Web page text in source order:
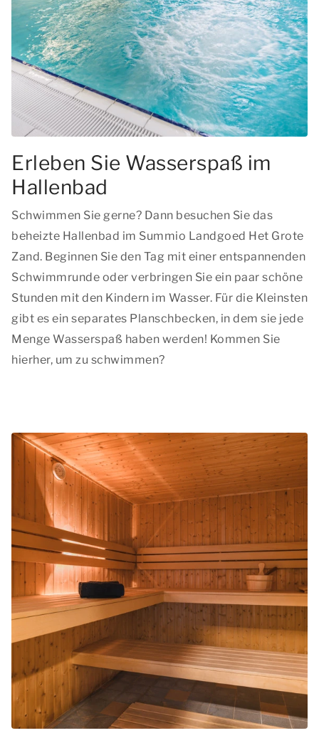
Erleben Sie Wasserspaß im
Hallenbad
Schwimmen Sie gerne? Dann besuchen Sie das
beheizte Hallenbad im Summio Landgoed Het Grote
Zand. Beginnen Sie den Tag mit einer entspannenden
Schwimmrunde oder verbringen Sie ein paar schöne
Stunden mit den Kindern im Wasser. Für die Kleinsten
gibt es ein separates Planschbecken, in dem sie jede
Menge Wasserspaß haben werden! Kommen Sie
hierher, um zu schwimmen?